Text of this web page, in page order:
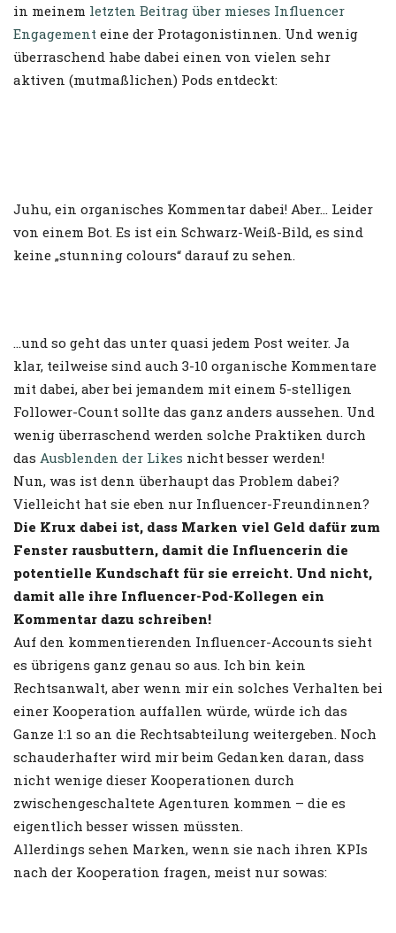
in meinem letzten Beitrag über mieses Influencer
Engagement eine der Protagonistinnen. Und wenig
überraschend habe dabei einen von vielen sehr
aktiven (mutmaßlichen) Pods entdeckt:
Juhu, ein organisches Kommentar dabei! Aber… Leider
von einem Bot. Es ist ein Schwarz-Weiß-Bild, es sind
keine „stunning colours“ darauf zu sehen.
…und so geht das unter quasi jedem Post weiter. Ja
klar, teilweise sind auch 3-10 organische Kommentare
mit dabei, aber bei jemandem mit einem 5-stelligen
Follower-Count sollte das ganz anders aussehen. Und
wenig überraschend werden solche Praktiken durch
das Ausblenden der Likes nicht besser werden!
Nun, was ist denn überhaupt das Problem dabei?
Vielleicht hat sie eben nur Influencer-Freundinnen?
Die Krux dabei ist, dass Marken viel Geld dafür zum
Fenster rausbuttern, damit die Influencerin die
potentielle Kundschaft für sie erreicht. Und nicht,
damit alle ihre Influencer-Pod-Kollegen ein
Kommentar dazu schreiben!
Auf den kommentierenden Influencer-Accounts sieht
es übrigens ganz genau so aus. Ich bin kein
Rechtsanwalt, aber wenn mir ein solches Verhalten bei
einer Kooperation auffallen würde, würde ich das
Ganze 1:1 so an die Rechtsabteilung weitergeben. Noch
schauderhafter wird mir beim Gedanken daran, dass
nicht wenige dieser Kooperationen durch
zwischengeschaltete Agenturen kommen – die es
eigentlich besser wissen müssten.
Allerdings sehen Marken, wenn sie nach ihren KPIs
nach der Kooperation fragen, meist nur sowas: